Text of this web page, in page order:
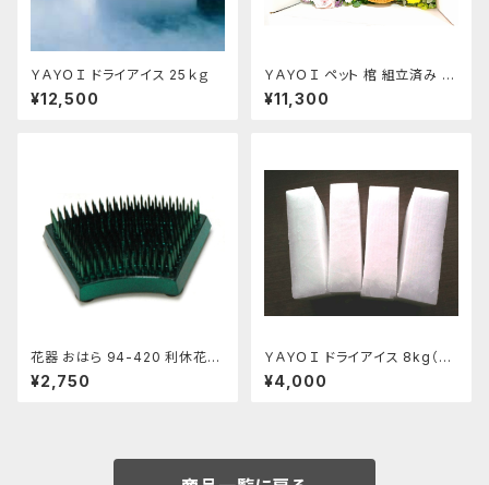
ＹＡＹＯＩ ドライアイス 25ｋｇ
¥12,500
ＹＡＹＯＩ ペット 棺 組立済み 防
水シート ドライアイス 10kg付
セット 冷凍便 S～M 小型犬 猫
¥11,300
花器 おはら 94-420 利休花舞
剣山 S フラワーベース 水盤
¥2,750
ＹＡＹＯＩ ドライアイス 8kg（出
荷時9kg弱）
¥4,000